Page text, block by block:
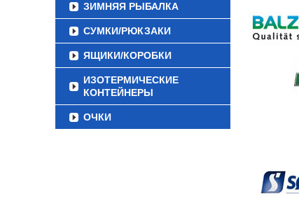
ЗИМНЯЯ РЫБАЛКА
СУМКИ/РЮКЗАКИ
ЯЩИКИ/КОРОБКИ
ИЗОТЕРМИЧЕСКИЕ
КОНТЕЙНЕРЫ
ОЧКИ